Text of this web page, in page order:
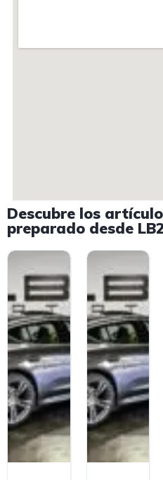
Descubre los
preparado desde